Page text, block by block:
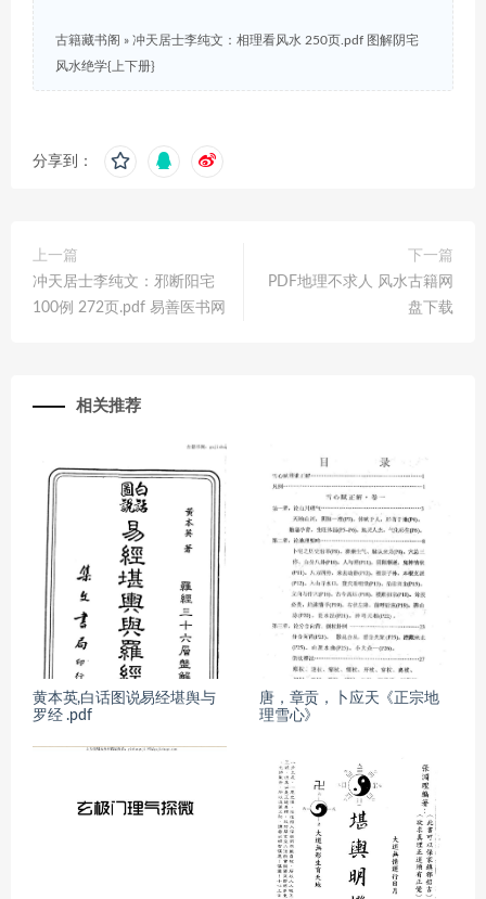
古籍藏书阁 » 冲天居士李纯文：相理看风水 250页.pdf 图解阴宅
风水绝学{上下册}
分享到：
上一篇
冲天居士李纯文：邪断阳宅
100例 272页.pdf 易善医书网
下一篇
PDF地理不求人 风水古籍网
盘下载
相关推荐
黄本英,白话图说易经堪舆与
罗经 .pdf
唐，章贡，卜应天《正宗地
理雪心》